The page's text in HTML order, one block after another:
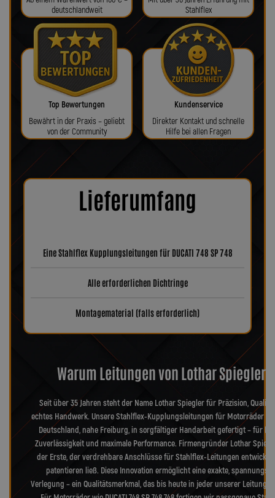
deutschlandweit
Stahlflex
Top Bewertungen
Bewährt in der Praxis – geliebt
von der Community
Kundenservice
Direkter Kontakt und schnelle
Hilfe bei allen Fragen
Lieferumfang
Eine Stahlflex Kupplungsleitungen für DUCATI 748 SP 748
Alle erforderlichen Dichtringe
Montagematerial (falls erforderlich)
Warum Leitungen von Lothar Spiegler?
Seit über 35 Jahren steht der Name Lothar Spiegler für Präzision,
echtes Handwerk. Unsere Stahlflex-Kupplungsleitungen für Motorräder
Deutschland, nahe Freiburg, in sorgfältiger Handarbeit gefertigt – für
Zuverlässigkeit und maximale Performance. Firmengründer Lothar
der Erste, der verdrehbare Anschlüsse für Stahlflex-Leitungen
patentieren ließ. Diese Innovation ermöglicht eine exakte,
Verlegung – ein Qualitätsmerkmal, das bis heute in jeder unserer